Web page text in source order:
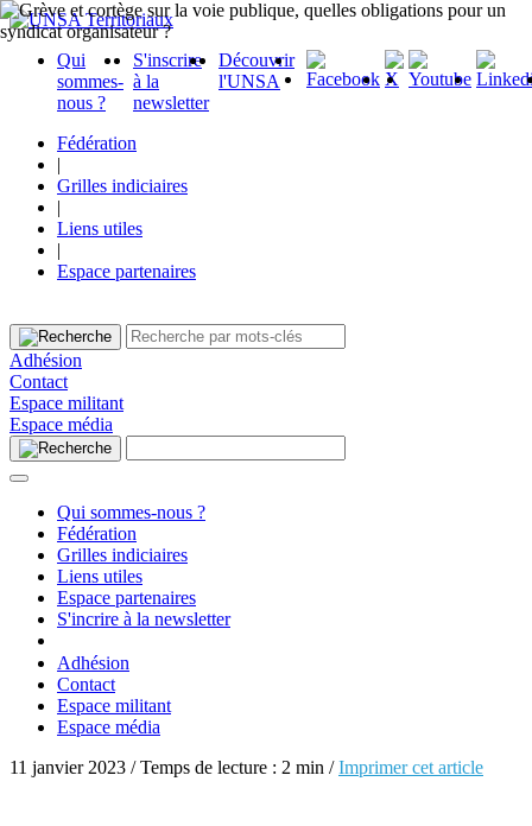
Qui
sommes-
nous ?
S'inscrire
à la
newsletter
Découvrir
l'UNSA
Fédération
|
Grilles indiciaires
|
Liens utiles
|
Espace partenaires
Adhésion
Contact
Espace militant
Espace média
Qui sommes-nous ?
Fédération
Grilles indiciaires
Liens utiles
Espace partenaires
S'incrire à la newsletter
Adhésion
Contact
Espace militant
Espace média
11 janvier 2023 / Temps de lecture : 2 min /Imprimer cet article